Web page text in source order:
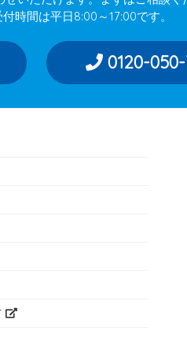
時間は平日8:00～17:00です。
0120-050-